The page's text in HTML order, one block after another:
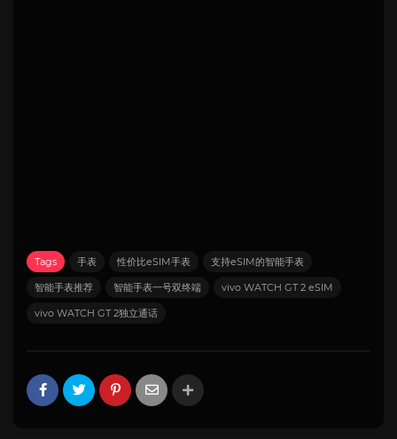
Tags 手表 性价比eSIM手表 支持eSIM的智能手表
智能手表推荐 智能手表一号双终端 vivo WATCH GT 2 eSIM
vivo WATCH GT 2独立通话